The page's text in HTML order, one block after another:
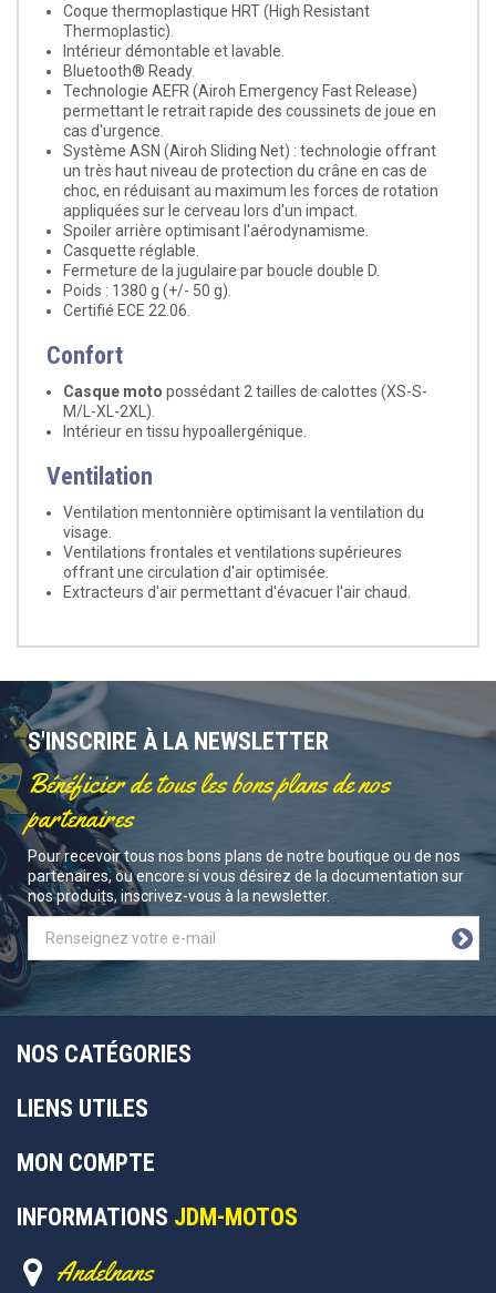
Coque thermoplastique HRT (High Resistant
Thermoplastic).
Intérieur démontable et lavable.
Bluetooth® Ready.
Technologie AEFR (Airoh Emergency Fast Release)
permettant le retrait rapide des coussinets de joue en
cas d'urgence.
Système ASN (Airoh Sliding Net) : technologie offrant
un très haut niveau de protection du crâne en cas de
choc, en réduisant au maximum les forces de rotation
appliquées sur le cerveau lors d'un impact.
Spoiler arrière optimisant l'aérodynamisme.
Casquette réglable.
Fermeture de la jugulaire par boucle double D.
Poids : 1380 g (+/- 50 g).
Certifié ECE 22.06.
Confort
Casque moto possédant 2 tailles de calottes (XS-S-
M/L-XL-2XL).
Intérieur en tissu hypoallergénique.
Ventilation
Ventilation mentonnière optimisant la ventilation du
visage.
Ventilations frontales et ventilations supérieures
offrant une circulation d'air optimisée.
Extracteurs d'air permettant d'évacuer l'air chaud.
S'INSCRIRE À LA NEWSLETTER
Bénéficier de tous les bons plans de nos
partenaires
Pour recevoir tous nos bons plans de notre boutique ou de nos
partenaires, ou encore si vous désirez de la documentation sur
nos produits, inscrivez-vous à la newsletter.
NOS CATÉGORIES
LIENS UTILES
MON COMPTE
INFORMATIONS JDM-MOTOS
Andelnans